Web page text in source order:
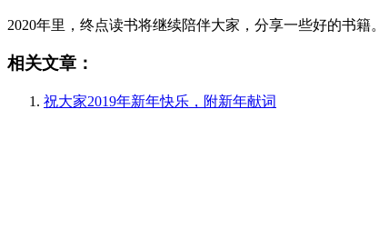
2020年里，终点读书将继续陪伴大家，分享一些好的书籍。
相关文章：
祝大家2019年新年快乐，附新年献词